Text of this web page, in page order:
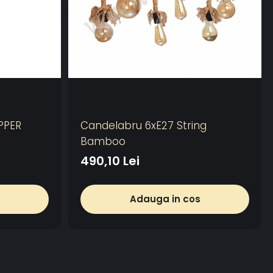
Candelabru 6xE27 String
Bamboo
490,10 Lei
Adauga in cos